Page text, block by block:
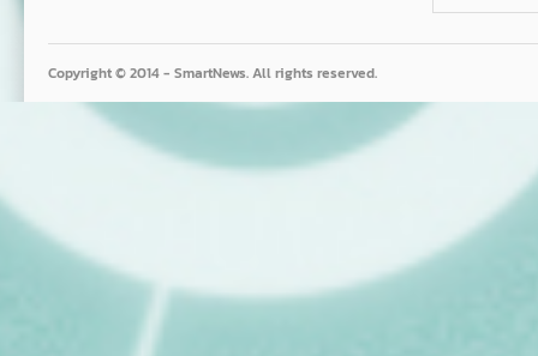
Copyright © 2014 - SmartNews. All rights reserved.